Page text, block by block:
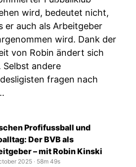
wird, bedeutet nicht,
er auch als Arbeitgeber
wird. Dank der
von Robin ändert sich
Selbst andere
fragen nach
Profifussball und
Der BVB als
– mit Robin Kinski
2025 ‧ 58m 49s